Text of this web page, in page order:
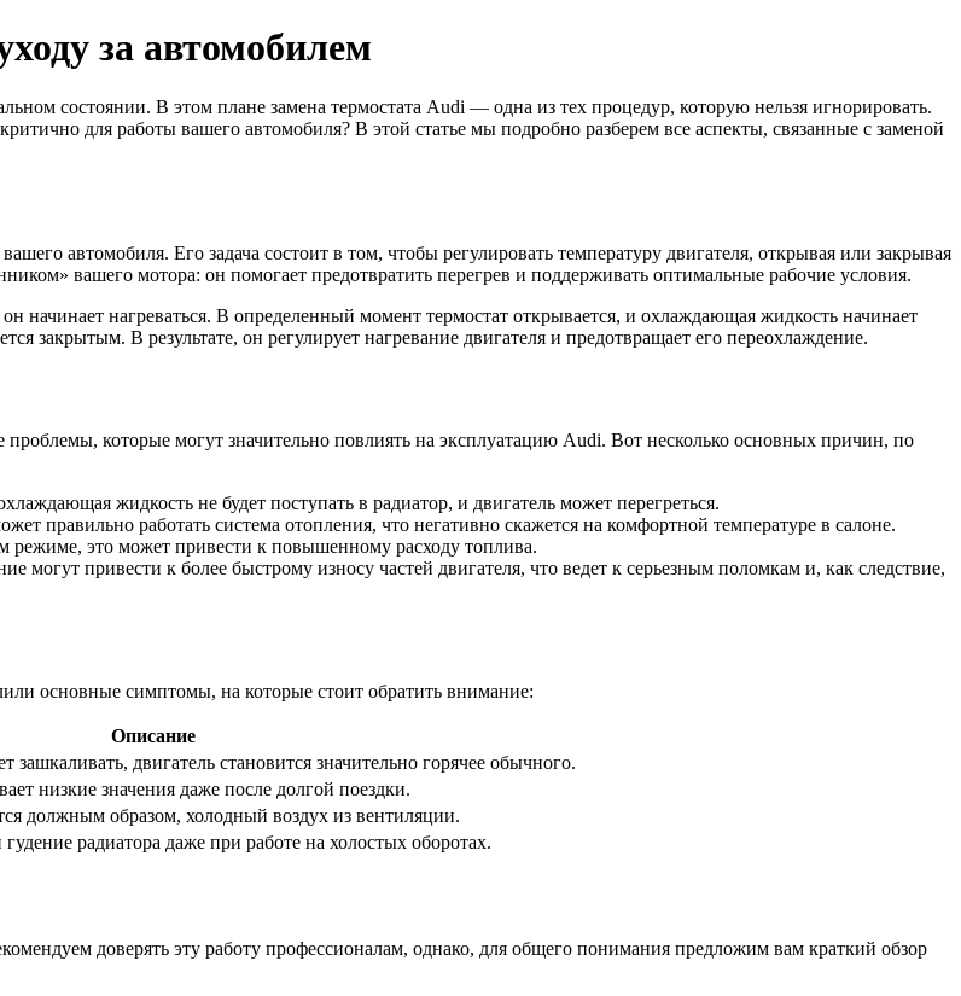
за автомобилем
состоянии. В этом плане замена термостата Audi — одна из тех процедур, которую нельзя игнорировать.
для работы вашего автомобиля? В этой статье мы подробно разберем все аспекты, связанные с заменой
автомобиля. Его задача состоит в том, чтобы регулировать температуру двигателя, открывая или закрывая
вашего мотора: он помогает предотвратить перегрев и поддерживать оптимальные рабочие условия.
начинает нагреваться. В определенный момент термостат открывается, и охлаждающая жидкость начинает
закрытым. В результате, он регулирует нагревание двигателя и предотвращает его переохлаждение.
которые могут значительно повлиять на эксплуатацию Audi. Вот несколько основных причин, по
жидкость не будет поступать в радиатор, и двигатель может перегреться.
правильно работать система отопления, что негативно скажется на комфортной температуре в салоне.
режиме, это может привести к повышенному расходу топлива.
могут привести к более быстрому износу частей двигателя, что ведет к серьезным поломкам и, как следствие,
основные симптомы, на которые стоит обратить внимание:
Описание
зашкаливать, двигатель становится значительно горячее обычного.
низкие значения даже после долгой поездки.
должным образом, холодный воздух из вентиляции.
радиатора даже при работе на холостых оборотах.
доверять эту работу профессионалам, однако, для общего понимания предложим вам краткий обзор